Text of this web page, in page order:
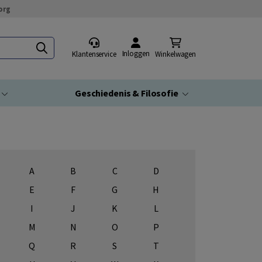
Klantenservice Inloggen Winkelwagen
Geschiedenis & Filosofie
A B C
D
E
F G
H
I
J K
L
M
N O
P
Q
R S
T